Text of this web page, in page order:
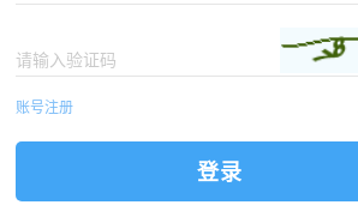
请输入验证码
账号注册
登录